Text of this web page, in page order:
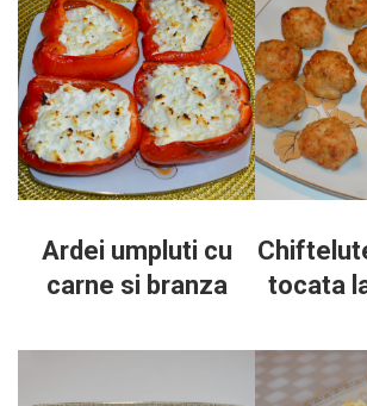
Ardei umpluti cu
carne si branza
tocata